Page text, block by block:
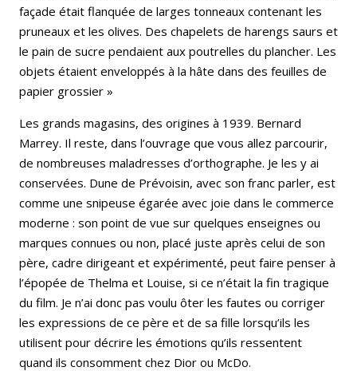
façade était flanquée de larges tonneaux contenant les
pruneaux et les olives. Des chapelets de harengs saurs et
le pain de sucre pendaient aux poutrelles du plancher. Les
objets étaient enveloppés à la hâte dans des feuilles de
papier grossier »
Les grands magasins, des origines à 1939. Bernard
Marrey. Il reste, dans l’ouvrage que vous allez parcourir,
de nombreuses maladresses d’orthographe. Je les y ai
conservées. Dune de Prévoisin, avec son franc parler, est
comme une snipeuse égarée avec joie dans le commerce
moderne : son point de vue sur quelques enseignes ou
marques connues ou non, placé juste après celui de son
père, cadre dirigeant et expérimenté, peut faire penser à
l’épopée de Thelma et Louise, si ce n’était la fin tragique
du film. Je n’ai donc pas voulu ôter les fautes ou corriger
les expressions de ce père et de sa fille lorsqu’ils les
utilisent pour décrire les émotions qu’ils ressentent
quand ils consomment chez Dior ou McDo.